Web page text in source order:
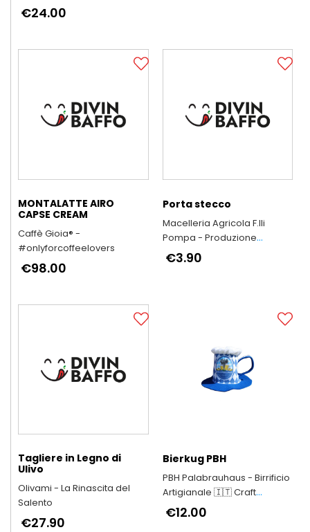
Montagna
€24.00
MONTALATTE AIRO
CAPSE CREAM
Caffè Gioia® -
#onlyforcoffeelovers
€98.00
Porta stecco
Macelleria Agricola F.lli
Pompa - Produzione
Arrosticini Abruzzesi
artigianali
€3.90
Tagliere in Legno di
Ulivo
Olivami - La Rinascita del
Salento
€27.90
Bierkug PBH
PBH Palabrauhaus - Birrificio
Artigianale 🇮🇹 Craft
Brewery since 2001
€12.00